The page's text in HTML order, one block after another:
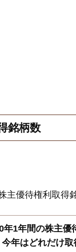
銘柄数
優待権利取得
年1年間の株主優
今年はどれだけ